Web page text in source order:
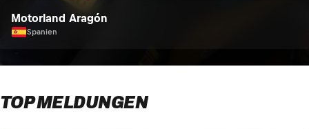
Motorland Aragón
Spanien
TOP MELDUNGEN